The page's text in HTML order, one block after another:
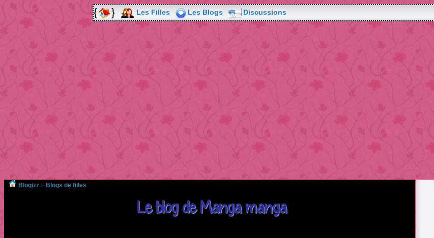
Les Filles Les Blogs Discussions
Blogizz » Blogs de filles
Le blog de Manga manga